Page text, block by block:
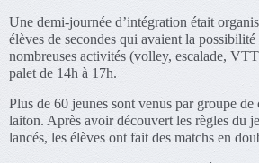
Une demi-journée d’intégration était
élèves de secondes qui avaient la possibilité
nombreuses activités (volley, escalade,
palet de 14h à 17h.
Plus de 60 jeunes sont venus par groupe de
laiton. Après avoir découvert les règles du
lancés, les élèves ont fait des matchs en